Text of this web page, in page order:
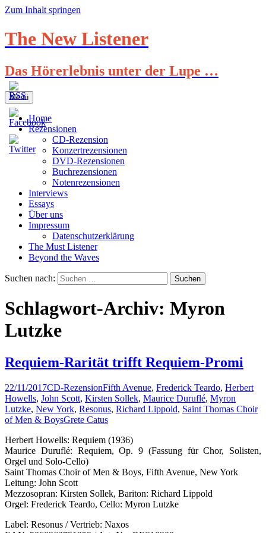
Zum Inhalt springen
The New Listener
Das Hörerlebnis unter der Lupe …
Menü
Home
Rezensionen
CD-Rezension
Konzertrezensionen
DVD-Rezensionen
Buchrezensionen
Notenrezensionen
Interviews
Essays
Über uns
Impressum
Datenschutzerklärung
The Must Listener
Beyond the Waves
Suchen nach:
Schlagwort-Archiv: Myron
Lutzke
Requiem-Rarität trifft Requiem-Promi
22/11/2017CD-RezensionFifth Avenue, Frederick Teardo, Herbert
Howells, John Scott, Kirsten Sollek, Maurice Duruflé, Myron
Lutzke, New York, Resonus, Richard Lippold, Saint Thomas Choir
of Men & BoysGrete Catus
Herbert Howells: Requiem (1936)
Maurice Duruflé: Requiem, Op. 9 (Fassung für Chor, Solisten,
Orgel und Solo-Cello)
Saint Thomas Choir of Men & Boys, Fifth Avenue, New York
Leitung: John Scott
Mezzosopran: Kirsten Sollek, Bariton: Richard Lippold
Orgel: Frederick Teardo, Cello: Myron Lutzke
Label: Resonus / Vertrieb: Naxos